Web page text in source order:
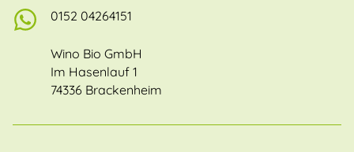
0152 04264151
Wino Bio GmbH
Im Hasenlauf 1
74336 Brackenheim